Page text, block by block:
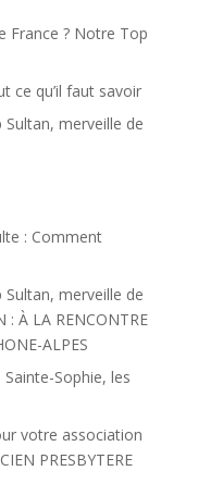
France ? Notre Top
ce qu’il faut savoir
merveille de
: Comment
merveille de
: À LA RENCONTRE
ALPES
Sainte-Sophie, les
votre association
PRESBYTERE